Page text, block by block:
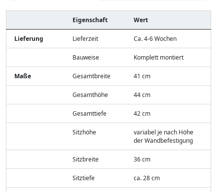
Eigenschaft Wert
Lieferung Lieferzeit Ca. 4-6 Wochen
Bauweise Komplett montiert
Maße Gesamtbreite 41 cm
Gesamthöhe 44 cm
Gesamttiefe 42 cm
Sitzhöhe
variabel je nach Höhe
der Wandbefestigung
Sitzbreite 36 cm
Sitztiefe ca. 28 cm